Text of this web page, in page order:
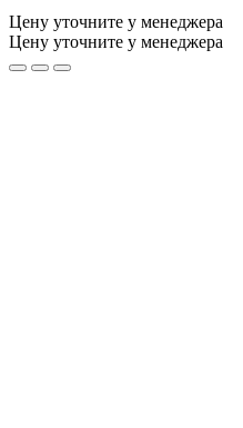
Цену уточните у менеджера
Цену уточните у менеджера